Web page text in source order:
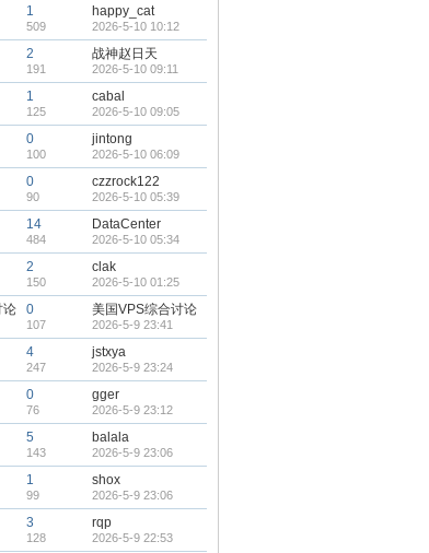
1
509
happy_cat
2026-5-10 10:12
2
191
战神赵日天
2026-5-10 09:11
1
125
cabal
2026-5-10 09:05
0
100
jintong
2026-5-10 06:09
0
90
czzrock122
2026-5-10 05:39
14
484
DataCenter
2026-5-10 05:34
2
150
clak
2026-5-10 01:25
论 0
107
美国VPS综合讨论
2026-5-9 23:41
4
247
jstxya
2026-5-9 23:24
0
76
gger
2026-5-9 23:12
5
143
balala
2026-5-9 23:06
1
99
shox
2026-5-9 23:06
3
128
rqp
2026-5-9 22:53